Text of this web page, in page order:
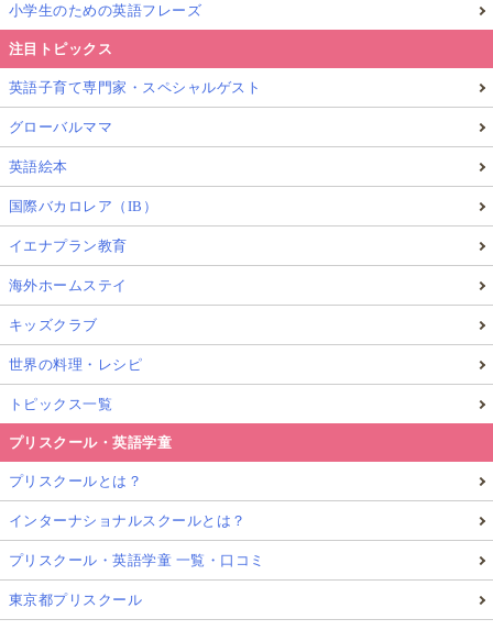
小学生のための英語フレーズ
注目トピックス
英語子育て専門家・スペシャルゲスト
グローバルママ
英語絵本
国際バカロレア（IB）
イエナプラン教育
海外ホームステイ
キッズクラブ
世界の料理・レシピ
トピックス一覧
プリスクール・英語学童
プリスクールとは？
インターナショナルスクールとは？
プリスクール・英語学童 一覧・口コミ
東京都プリスクール